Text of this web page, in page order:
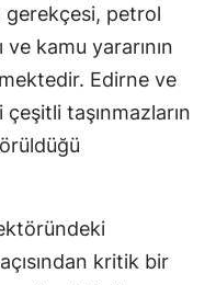
Kastamonu
Kayseri
Kırklareli
gerekçesi, petrol
ve kamu yararının
Edirne ve
çeşitli taşınmazların
kritik bir